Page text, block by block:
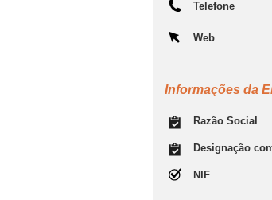
Telefone
Web
Informações da
Razão Social
Designação
NIF